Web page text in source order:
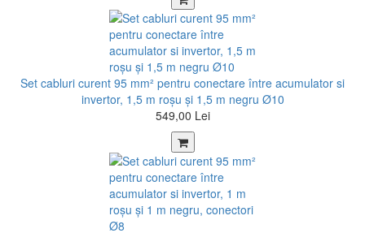
Set cabluri curent 95 mm² pentru conectare între acumulator si
invertor, 1,5 m roșu şi 1,5 m negru Ø10
549,00 Lei